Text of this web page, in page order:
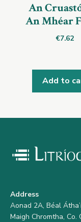
An
An Mhéar
€7.62
Add to
Address
Aonad 2A, Béal
Maigh Chromtha, Co.